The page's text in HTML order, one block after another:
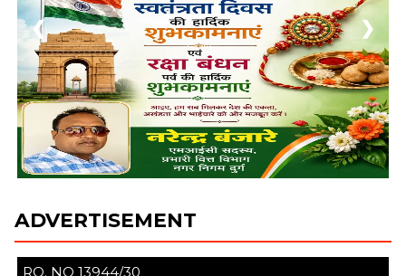
ADVERTISEMENT
RO. NO 13944/30